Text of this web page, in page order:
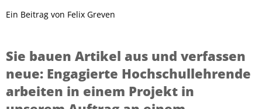
Ein Beitrag von Felix Greven
Sie bauen Artikel aus und verfassen
neue: Engagierte Hochschullehrende
arbeiten in einem Projekt in